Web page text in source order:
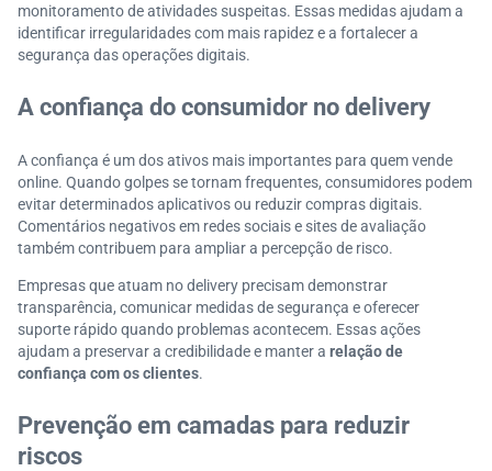
monitoramento de atividades suspeitas. Essas medidas ajudam a
identificar irregularidades com mais rapidez e a fortalecer a
segurança das operações digitais.
A confiança do consumidor no delivery
A confiança é um dos ativos mais importantes para quem vende
online. Quando golpes se tornam frequentes, consumidores podem
evitar determinados aplicativos ou reduzir compras digitais.
Comentários negativos em redes sociais e sites de avaliação
também contribuem para ampliar a percepção de risco.
Empresas que atuam no delivery precisam demonstrar
transparência, comunicar medidas de segurança e oferecer
suporte rápido quando problemas acontecem. Essas ações
ajudam a preservar a credibilidade e manter a relação de
confiança com os clientes.
Prevenção em camadas para reduzir
riscos